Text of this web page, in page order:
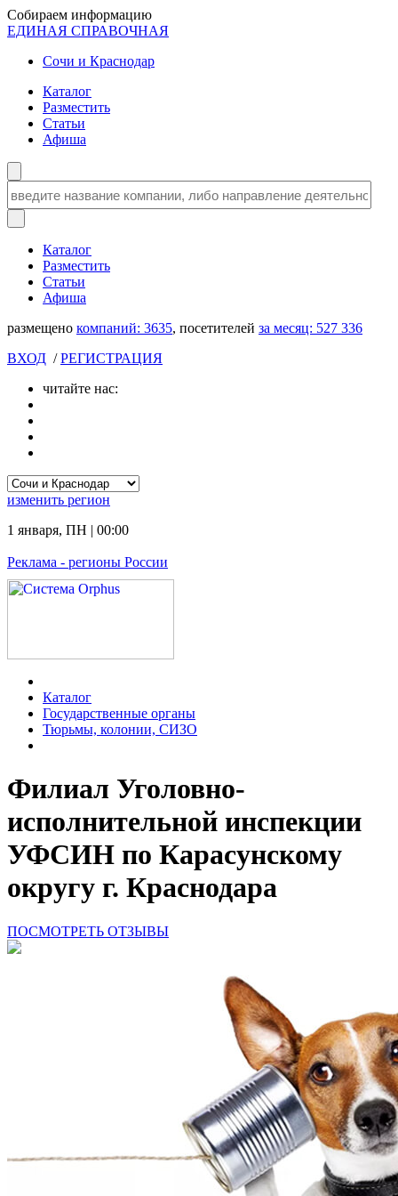
Собираем информацию
ЕДИНАЯ СПРАВОЧНАЯ
Сочи и Краснодар
Каталог
Разместить
Статьи
Афиша
Каталог
Разместить
Статьи
Афиша
размещено компаний: 3635, посетителей за месяц: 527 336
ВХОД /РЕГИСТРАЦИЯ
читайте нас:
изменить регион
1 января, ПН | 00:00
Реклама - регионы России
Каталог
Государственные органы
Тюрьмы, колонии, СИЗО
Филиал Уголовно-
исполнительной инспекции
УФСИН по Карасунскому
округу г. Краснодара
ПОСМОТРЕТЬ ОТЗЫВЫ